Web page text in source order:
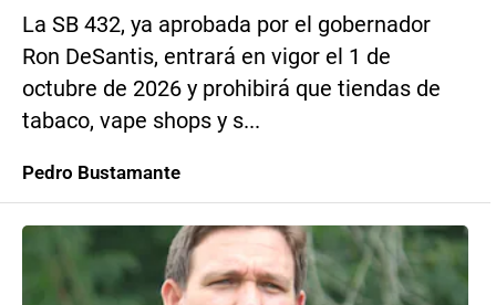
La SB 432, ya aprobada por el gobernador
Ron DeSantis, entrará en vigor el 1 de
octubre de 2026 y prohibirá que tiendas de
tabaco, vape shops y s...
Pedro Bustamante